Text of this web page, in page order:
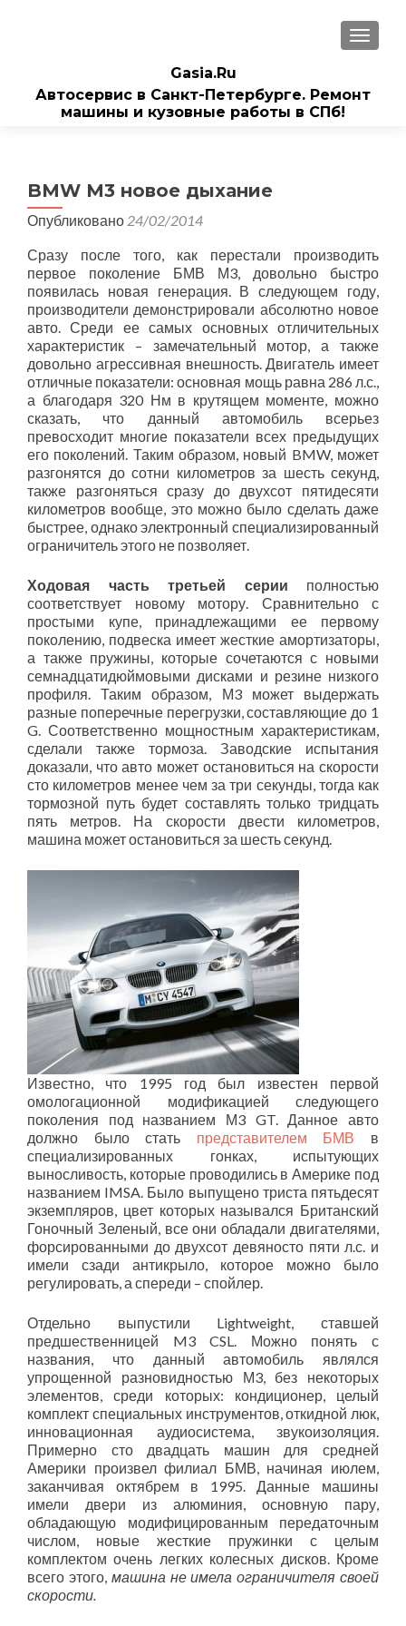
Gasia.Ru
Автосервис в Санкт-Петербурге. Ремонт
машины и кузовные работы в СПб!
BMW M3 новое дыхание
Опубликовано 24/02/2014
Сразу после того, как перестали производить
первое поколение БМВ М3, довольно быстро
появилась новая генерация. В следующем году,
производители демонстрировали абсолютно новое
авто. Среди ее самых основных отличительных
характеристик – замечательный мотор, а также
довольно агрессивная внешность. Двигатель имеет
отличные показатели: основная мощь равна 286 л.с.,
а благодаря 320 Нм в крутящем моменте, можно
сказать, что данный автомобиль всерьез
превосходит многие показатели всех предыдущих
его поколений. Таким образом, новый BMW, может
разгонятся до сотни километров за шесть секунд,
также разгоняться сразу до двухсот пятидесяти
километров вообще, это можно было сделать даже
быстрее, однако электронный специализированный
ограничитель этого не позволяет.
Ходовая часть третьей серии полностью
соответствует новому мотору. Сравнительно с
простыми купе, принадлежащими ее первому
поколению, подвеска имеет жесткие амортизаторы,
а также пружины, которые сочетаются с новыми
семнадцатидюймовыми дисками и резине низкого
профиля. Таким образом, М3 может выдержать
разные поперечные перегрузки, составляющие до 1
G. Соответственно мощностным характеристикам,
сделали также тормоза. Заводские испытания
доказали, что авто может остановиться на скорости
сто километров менее чем за три секунды, тогда как
тормозной путь будет составлять только тридцать
пять метров. На скорости двести километров,
машина может остановиться за шесть секунд.
Известно, что 1995 год был известен первой
омологационной модификацией следующего
поколения под названием М3 GT. Данное авто
должно было стать представителем БМВ в
специализированных гонках, испытующих
выносливость, которые проводились в Америке под
названием IMSA. Было выпущено триста пятьдесят
экземпляров, цвет которых назывался Британский
Гоночный Зеленый, все они обладали двигателями,
форсированными до двухсот девяносто пяти л.с. и
имели сзади антикрыло, которое можно было
регулировать, а спереди – спойлер.
Отдельно выпустили Lightweight, ставшей
предшественницей M3 CSL. Можно понять с
названия, что данный автомобиль являлся
упрощенной разновидностью М3, без некоторых
элементов, среди которых: кондиционер, целый
комплект специальных инструментов, откидной люк,
инновационная аудиосистема, звукоизоляция.
Примерно сто двадцать машин для средней
Америки произвел филиал БМВ, начиная июлем,
заканчивая октябрем в 1995. Данные машины
имели двери из алюминия, основную пару,
обладающую модифицированным передаточным
числом, новые жесткие пружинки с целым
комплектом очень легких колесных дисков. Кроме
всего этого, машина не имела ограничителя своей
скорости.